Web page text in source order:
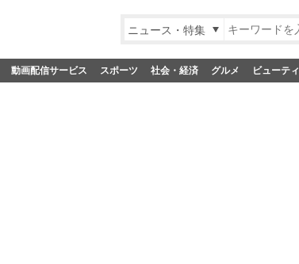
ニュース・特集
動画配信サービス スポーツ 社会・経済 グルメ ビューティ